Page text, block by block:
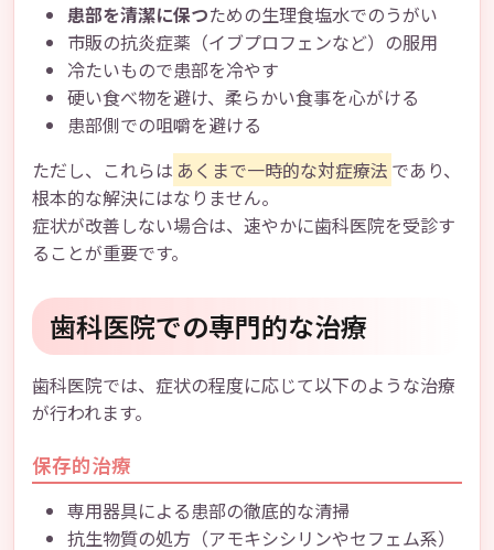
患部を清潔に保つための生理食塩水でのうがい
市販の抗炎症薬（イブプロフェンなど）の服用
冷たいもので患部を冷やす
硬い食べ物を避け、柔らかい食事を心がける
患部側での咀嚼を避ける
ただし、これらは あくまで一時的な対症療法 であり、
根本的な解決にはなりません。
症状が改善しない場合は、速やかに歯科医院を受診す
ることが重要です。
歯科医院での専門的な治療
歯科医院では、症状の程度に応じて以下のような治療
が行われます。
保存的治療
専用器具による患部の徹底的な清掃
抗生物質の処方（アモキシシリンやセフェム系）